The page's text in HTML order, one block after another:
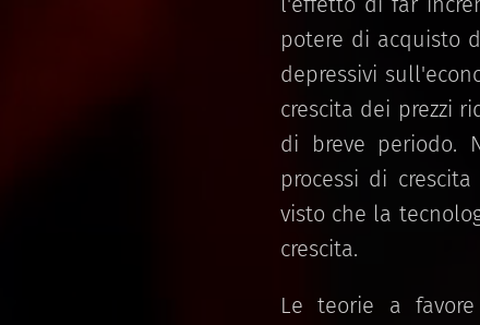
potere di acquisto
depressivi
crescita dei prezzi
di breve periodo.
processi di
visto che la
crescita.
Le teorie a